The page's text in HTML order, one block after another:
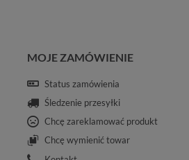
MOJE ZAMÓWIENIE
Status zamówienia
Śledzenie przesyłki
Chcę zareklamować produkt
Chcę wymienić towar